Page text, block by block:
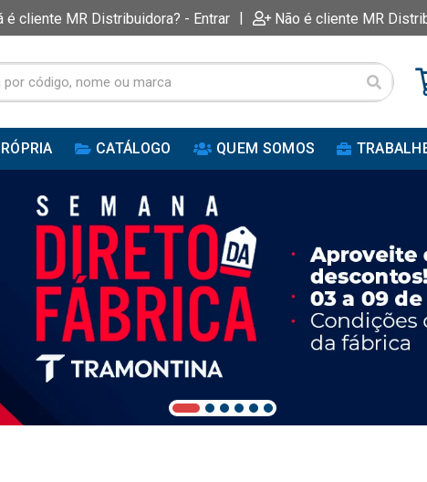
é cliente MR Distribuidora? - Entrar | Não é cliente MR
CATÁLOGO QUEM SOMOS